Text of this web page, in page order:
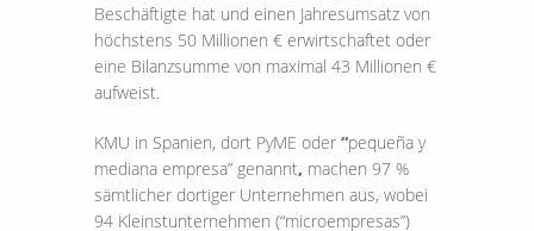
Beschäftigte hat und einen Jahresumsatz von
höchstens 50 Millionen € erwirtschaftet oder
eine Bilanzsumme von maximal 43 Millionen €
aufweist.
KMU in Spanien, dort PyME oder “pequeña y
mediana empresa” genannt, machen 97 %
sämtlicher dortiger Unternehmen aus, wobei
94 Kleinstunternehmen (“microempresas”)